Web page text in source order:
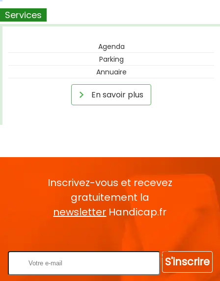
Services
Agenda
Parking
Annuaire
En savoir plus
Inscrivez-vous et recevez
gratuitement la
newsletter Handicap.fr
S'inscrire